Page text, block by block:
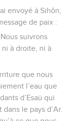
envoyé à Sihôn,
de paix :
suivrons
à droite, ni à
que nous
l’eau que
d’Esaü qui
le pays d’Ar.